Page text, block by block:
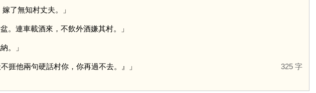
了無知村丈夫。」
。連車載酒來，不飲外酒嫌其村。」
。」
捱他兩句硬話村你，你再過不去。』」 325 字